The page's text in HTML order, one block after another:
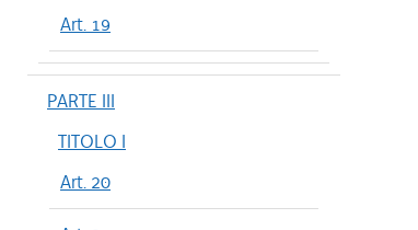
Art. 19
PARTE III
TITOLO I
Art. 20